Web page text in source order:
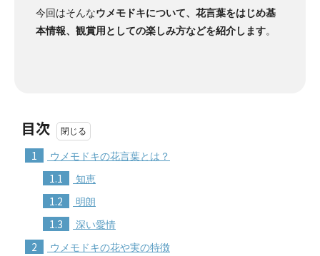
今回はそんなウメモドキについて、花言葉をはじめ基
本情報、観賞用としての楽しみ方などを紹介します。
目次
1 ウメモドキの花言葉とは？
1.1 知恵
1.2 明朗
1.3 深い愛情
2 ウメモドキの花や実の特徴